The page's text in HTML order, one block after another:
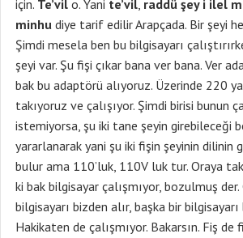
için. Te’vil o. Yani te’vil, raddü şey i ilel
minhu diye tarif edilir Arapçada. Bir şeyi
Şimdi mesela ben bu bilgisayarı
şeyi var. Şu fişi çıkar bana ver bana. Ver
bak bu adaptörü alıyoruz. Üzerinde 220
takıyoruz ve çalışıyor. Şimdi birisi bunun
istemiyorsa, şu iki tane şeyin girebileceği
yararlanarak yani şu iki fişin şeyinin dilinin
bulur ama 110’luk, 110V luk tur. Oraya
ki bak bilgisayar çalışmıyor, bozulmuş
bilgisayarı bizden alır, başka bir
Hakikaten de çalışmıyor. Bakarsın. Fiş de